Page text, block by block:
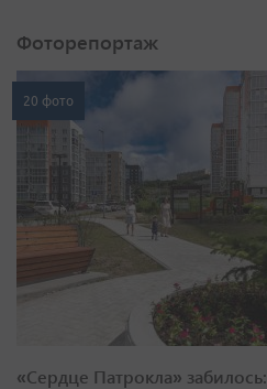
Фоторепортаж
20 фото
«Сердце Патрокла» забилось: